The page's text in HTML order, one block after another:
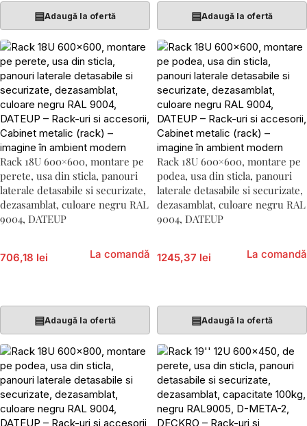
▤Adaugă la ofertă ▤Adaugă la ofertă
Rack 18U 600×600, montare pe
perete, usa din sticla, panouri
laterale detasabile si securizate,
dezasamblat, culoare negru RAL
9004, DATEUP
706,18 lei La comandă
▤Adaugă la ofertă
Rack 18U 600×600, montare pe
podea, usa din sticla, panouri
laterale detasabile si securizate,
dezasamblat, culoare negru RAL
9004, DATEUP
1245,37 lei La comandă
▤Adaugă la ofertă